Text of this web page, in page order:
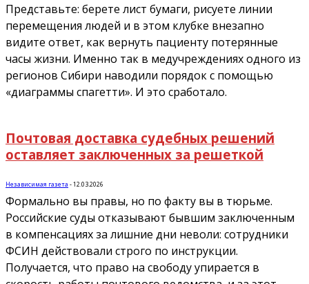
Представьте: берете лист бумаги, рисуете линии
перемещения людей и в этом клубке внезапно
видите ответ, как вернуть пациенту потерянные
часы жизни. Именно так в медучреждениях одного из
регионов Сибири наводили порядок с помощью
«диаграммы спагетти». И это сработало.
Почтовая доставка судебных решений
оставляет заключенных за решеткой
Независимая газета -12.03.2026
Формально вы правы, но по факту вы в тюрьме.
Российские суды отказывают бывшим заключенным
в компенсациях за лишние дни неволи: сотрудники
ФСИН действовали строго по инструкции.
Получается, что право на свободу упирается в